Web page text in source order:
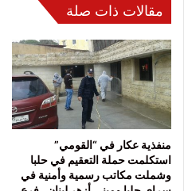
مقالات ذات صلة
منفذية عكار في “القومي”
استكلمت حملة التعقيم في حلبا
وشملت مكاتب رسمية وأمنية في